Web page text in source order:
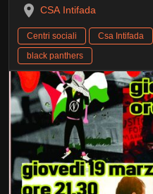
CSA Intifada
Centri sociali Csa Intifada
black panthers